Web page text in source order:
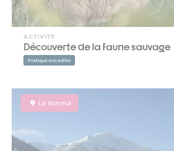
ACTIVITE
Découverte de la faune sauvage
Pratique encadrée
La Norma